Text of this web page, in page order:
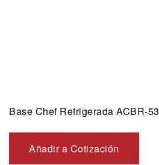
Base Chef Refrigerada ACBR-53
Añadir a Cotización